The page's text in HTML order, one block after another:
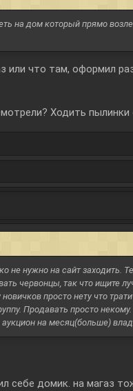
на дом который прямо
или что там, оформил
Ходить
не нужно на сайт заходить.
червонцы, так что ищите
просто нету что
Продавать просто некому.
на месяц(больше)
себе домик. на магаз